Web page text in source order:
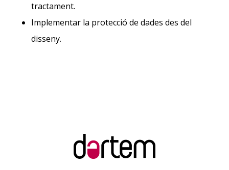
tractament.
Implementar la protecció de dades des del
disseny.